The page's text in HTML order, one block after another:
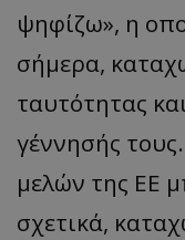
ψηφίζω», η
σήμερα,
ταυτότητας
γέννησής
μελών της ΕΕ
σχετικά,